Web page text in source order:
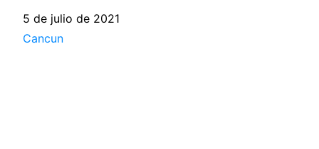
Fecha
5 de julio de 2021
Respecto a
Cancun